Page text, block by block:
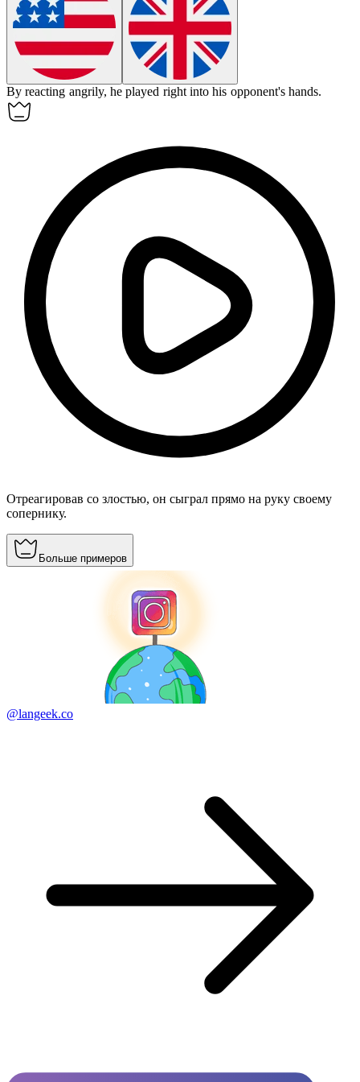
By reacting angrily, he played right into his opponent's hands.
Отреагировав со злостью, он сыграл прямо на руку своему
сопернику.
Больше примеров
@langeek.co